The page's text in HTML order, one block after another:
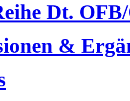
Dt.
&